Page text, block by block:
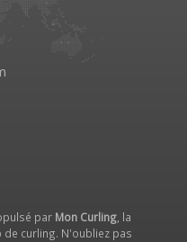
par Mon Curling , la
curling. N'oubliez pas